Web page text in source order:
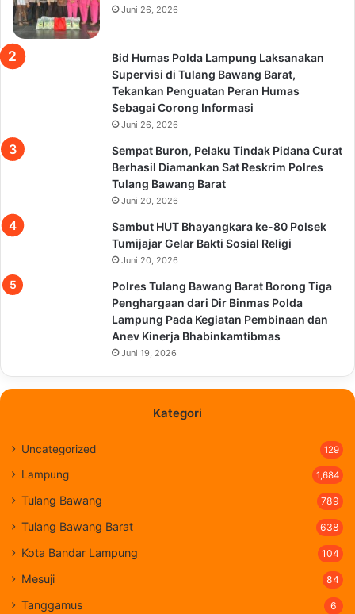
Juni 26, 2026
Bid Humas Polda Lampung Laksanakan
Supervisi di Tulang Bawang Barat,
Tekankan Penguatan Peran Humas
Sebagai Corong Informasi
Juni 26, 2026
Sempat Buron, Pelaku Tindak Pidana Curat
Berhasil Diamankan Sat Reskrim Polres
Tulang Bawang Barat
Juni 20, 2026
Sambut HUT Bhayangkara ke-80 Polsek
Tumijajar Gelar Bakti Sosial Religi
Juni 20, 2026
Polres Tulang Bawang Barat Borong Tiga
Penghargaan dari Dir Binmas Polda
Lampung Pada Kegiatan Pembinaan dan
Anev Kinerja Bhabinkamtibmas
Juni 19, 2026
Kategori
Uncategorized 129
Lampung 1,684
Tulang Bawang 789
Tulang Bawang Barat 638
Kota Bandar Lampung 104
Mesuji 84
Tanggamus 6